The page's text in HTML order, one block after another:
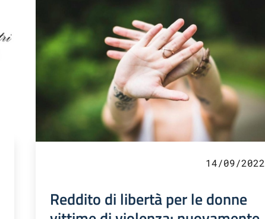
14/09/2022
Reddito di libertà per le donne